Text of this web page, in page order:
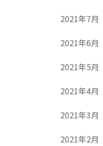
2021年7月
2021年6月
2021年5月
2021年4月
2021年3月
2021年2月